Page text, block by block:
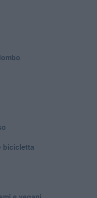
bicicletta